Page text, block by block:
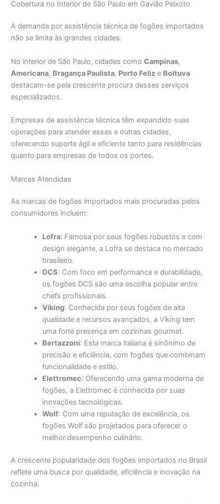
Cobertura no Interior de São Paulo em Gavião Peixoto
A demanda por assistência técnica de fogões importados
não se limita às grandes cidades.
No interior de São Paulo, cidades comoCampinas,
Americana, Bragança Paulista, Porto Feliz e Boituva
destacam-se pela crescente procura desses serviços
especializados.
Empresas de assistência técnica têm expandido suas
operações para atender essas e outras cidades,
oferecendo suporte ágil e eficiente tanto para residências
quanto para empresas de todos os portes.
Marcas Atendidas
As marcas de fogões importados mais procuradas pelos
consumidores incluem:
Lofra: Famosa por seus fogões robustos e com
design elegante, a Lofra se destaca no mercado
brasileiro.
DCS: Com foco em performance e durabilidade,
os fogões DCS são uma escolha popular entre
chefs profissionais.
Viking: Conhecida por seus fogões de alta
qualidade e recursos avançados, a Viking tem
uma forte presença em cozinhas gourmet.
Bertazzoni: Esta marca italiana é sinônimo de
precisão e eficiência, com fogões que combinam
funcionalidade e estilo.
Elettromec: Oferecendo uma gama moderna de
fogões, a Elettromec é conhecida por suas
inovações tecnológicas.
Wolf: Com uma reputação de excelência, os
fogões Wolf são projetados para oferecer o
melhor desempenho culinário.
A crescente popularidade dos fogões importados no Brasil
reflete uma busca por qualidade, eficiência e inovação na
cozinha.